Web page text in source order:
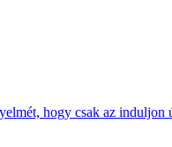
hogy csak az induljon